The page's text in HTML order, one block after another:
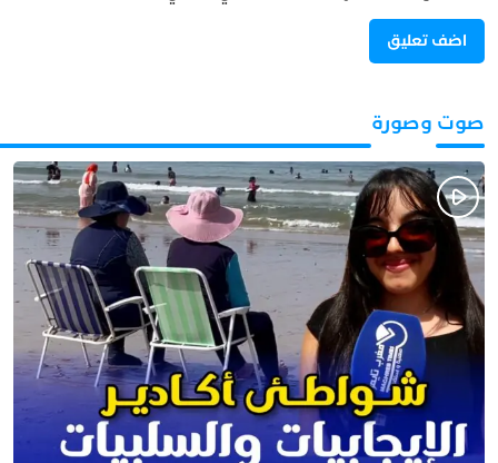
صوت وصورة